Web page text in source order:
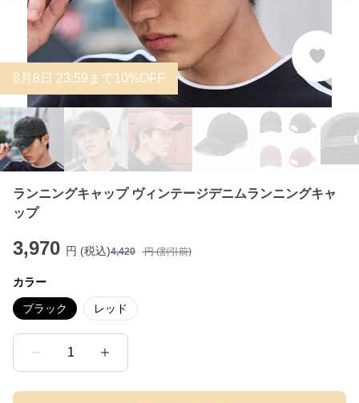
8 月 8 日 23:59まで10%OFF
ランニングキャップ ヴィンテージデニムランニングキャ
ップ
3,970 円 (税込)4,420 円 (割引前)
カラー
ブラック レッド
1